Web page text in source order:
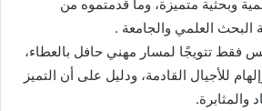
وبحثية متميزة، وما قدمتموه من
العلمي والجامعة .
فقط تتويجًا لمسار مهني حافل بالعطاء،
للأجيال القادمة، ودليل على أن التميز
والمثابرة.